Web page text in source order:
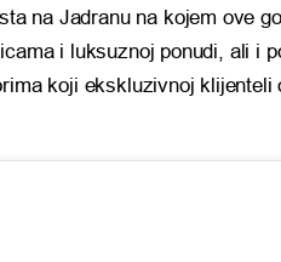
na Jadranu na kojem ove
i luksuznoj ponudi, ali i
koji ekskluzivnoj klijenteli